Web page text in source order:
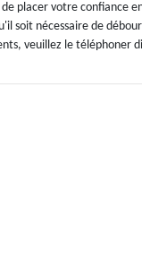
placer votre confiance
soit nécessaire de
veuillez le téléphoner